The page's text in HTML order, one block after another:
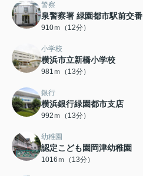
警察
泉警察署 緑園都市駅前交番
910ｍ（12分）
小学校
横浜市立新橋小学校
981ｍ（13分）
銀行
横浜銀行緑園都市支店
992ｍ（13分）
幼稚園
認定こども園岡津幼稚園
1016ｍ（13分）